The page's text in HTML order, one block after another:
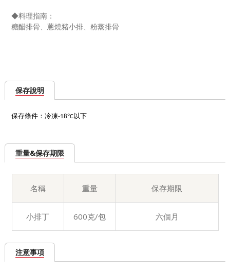
◆料理指南：
糖醋排骨、蔥燒豬小排、粉蒸排骨
保存說明
保存條件：冷凍-18°C以下
重量&保存期限
名稱 重量 保存期限
小排丁 600克/包 六個月
注意事項